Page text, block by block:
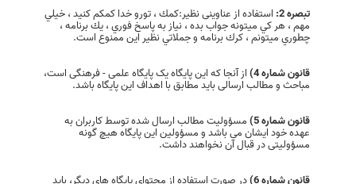
تبصره 2:
استفاده از عناوینی نظیر:كمك ، تورو خدا كمكم كنيد ، خيلي
مهم ، هر كي ميتونه جواب بده ، نياز به پاسخ فوري ، يك برنامه ،
چطوري ميتونم ، كرك برنامه و جملاتي نظیر این ممنوع است.
قانون شماره 4) از آنجا که این پایگاه یک پایگاه علمی - فرهنگی است،
مباحث و مطالب ارسالی باید مطابق با اهداف این پایگاه باشد.
قانون شماره 5) مسؤولیت مطالب ارسال شده توسط کاربران به
عهده خود ایشان می باشد و مسؤولین این پایگاه هیچ گونه
مسؤولیتی در قبال آن نخواهند داشت.
قانون شماره 6) در صورت استفاده از محتوای پایگاه های دیگر، باید